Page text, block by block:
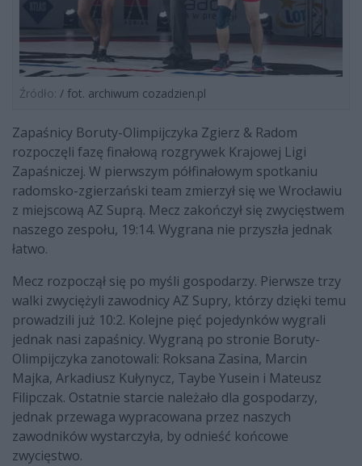
Źródło: / fot. archiwum cozadzien.pl
Zapaśnicy Boruty-Olimpijczyka Zgierz & Radom
rozpoczęli fazę finałową rozgrywek Krajowej Ligi
Zapaśniczej. W pierwszym półfinałowym spotkaniu
radomsko-zgierzański team zmierzył się we Wrocławiu
z miejscową AZ Suprą. Mecz zakończył się zwycięstwem
naszego zespołu, 19:14. Wygrana nie przyszła jednak
łatwo.
Mecz rozpoczął się po myśli gospodarzy. Pierwsze trzy
walki zwyciężyli zawodnicy AZ Supry, którzy dzięki temu
prowadzili już 10:2. Kolejne pięć pojedynków wygrali
jednak nasi zapaśnicy. Wygraną po stronie Boruty-
Olimpijczyka zanotowali: Roksana Zasina, Marcin
Majka, Arkadiusz Kułynycz, Taybe Yusein i Mateusz
Filipczak. Ostatnie starcie należało dla gospodarzy,
jednak przewaga wypracowana przez naszych
zawodników wystarczyła, by odnieść końcowe
zwycięstwo.